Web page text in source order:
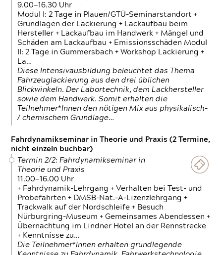
9.00—16.30 Uhr
Modul I: 2 Tage in Plauen/GTÜ-Seminarstandort +
Grundlagen der Lackierung + Lackaufbau beim
Hersteller + Lackaufbau im Handwerk + Mängel und
Schäden am Lackaufbau + Emissionsschäden Modul
II: 2 Tage in Gummersbach + Workshop Lackierung +
La…
Diese Intensivausbildung beleuchtet das Thema
Fahrzeuglackierung aus den drei üblichen
Blickwinkeln. Der Labortechnik, dem Lackhersteller
sowie dem Handwerk. Somit erhalten die
Teilnehmer*Innen den nötigen Mix aus physikalisch-
/ chemischem Grundlage…
Fahrdynamikseminar in Theorie und Praxis (2 Termine,
nicht einzeln buchbar)
Termin 2/2: Fahrdynamikseminar in
Theorie und Praxis
11.00—16.00 Uhr
+ Fahrdynamik-Lehrgang + Verhalten bei Test- und
Probefahrten + DMSB-Nat.-A-Lizenzlehrgang +
Trackwalk auf der Nordschleife + Besuch
Nürburgring-Museum + Gemeinsames Abendessen +
Übernachtung im Lindner Hotel an der Rennstrecke
+ Kenntnisse zu…
Die Teilnehmer*Innen erhalten grundlegende